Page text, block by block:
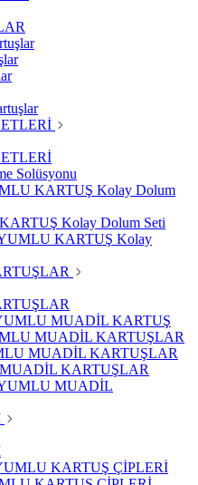
Solüsyonu
KARTUŞ Kolay Dolum
Kolay Dolum Seti
KARTUŞ Kolay
MUADİL KARTUŞ
MUADİL KARTUŞLAR
MUADİL KARTUŞLAR
KARTUŞLAR
MUADİL
KARTUŞ ÇİPLERİ